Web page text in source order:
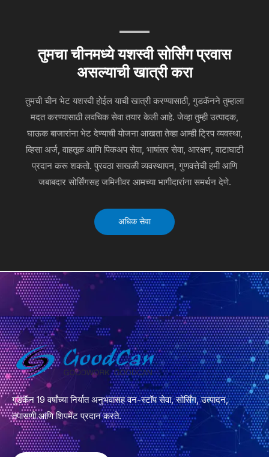
तुमचा चीनमध्ये यशस्वी सोर्सिंग प्रवास
असल्याची खात्री करा
तुमची चीन भेट यशस्वी होईल याची खात्री करण्यासाठी, गुडकॅनने तुम्हाला
मदत करण्यासाठी लवचिक सेवा तयार केली आहे. जेव्हा तुम्ही उत्पादक,
घाऊक बाजारांना भेट देण्याची योजना आखता तेव्हा आम्ही ट्रिप व्यवस्था,
व्हिसा अर्ज, वाहतूक आणि पिकअप सेवा, भाषांतर सेवा, आरक्षण, वाटाघाटी
प्रदान करू शकतो. पुरवठा साखळी व्यवस्थापन, गुणवत्तेची हमी आणि
जबाबदार सोर्सिंगसह जमिनीवर आमच्या भागीदारांना समर्थन देणे.
अधिक सेवा
गुडकॅन 19 वर्षांच्या निर्यात अनुभवासह वन-स्टॉप सेवा, सोर्सिंग, उत्पादन,
तपासणी आणि शिपमेंट प्रदान करते.